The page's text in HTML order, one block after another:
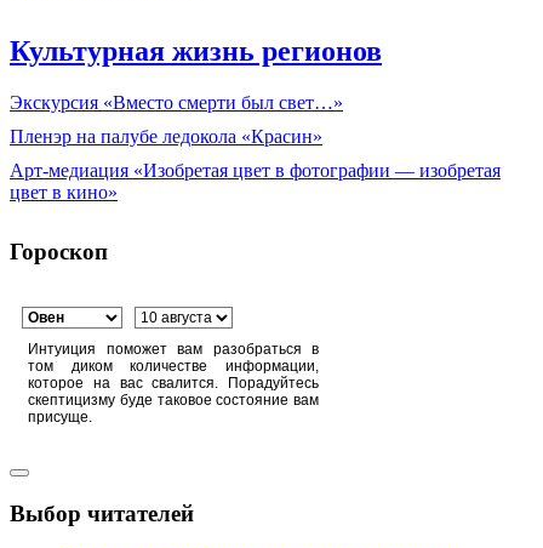
Культурная жизнь регионов
Экскурсия «Вместо смерти был свет…»
Пленэр на палубе ледокола «Красин»
Арт-медиация «Изобретая цвет в фотографии — изобретая
цвет в кино»
Гороскоп
Интуиция поможет вам разобраться в
том диком количестве информации,
которое на вас свалится. Порадуйтесь
скептицизму буде таковое состояние вам
присуще.
Выбор читателей